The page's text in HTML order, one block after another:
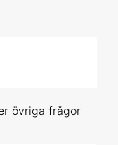
övriga frågor